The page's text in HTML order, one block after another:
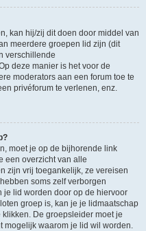
kan hij/zij dit doen door middel van
meerdere groepen lid zijn (dit
verschillende
deze manier is het voor de
moderators aan een forum toe te
privéforum te verlenen, enz.
moet je op de bijhorende link
een overzicht van alle
zijn vrij toegankelijk, ze vereisen
soms zelf verborgen
je lid worden door op de hiervoor
groep is, kan je je lidmaatschap
De groepsleider moet je
mogelijk waarom je lid wil worden.